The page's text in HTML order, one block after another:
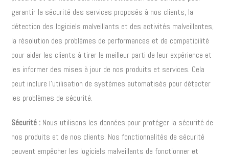
garantir la sécurité des services proposés à nos clients, la
détection des logiciels malveillants et des activités malveillantes,
la résolution des problèmes de performances et de compatibilité
pour aider les clients à tirer le meilleur parti de leur expérience et
les informer des mises à jour de nos produits et services. Cela
peut inclure l’utilisation de systèmes automatisés pour détecter
les problèmes de sécurité.
Sécurité : Nous utilisons les données pour protéger la sécurité de
nos produits et de nos clients. Nos fonctionnalités de sécurité
peuvent empêcher les logiciels malveillants de fonctionner et